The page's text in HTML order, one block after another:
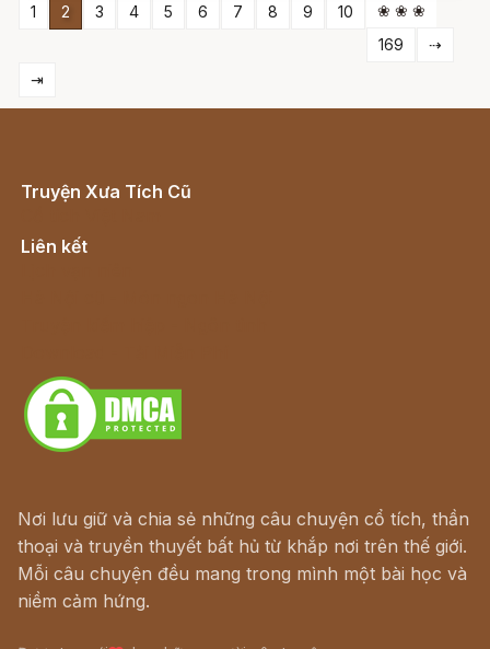
1 2 3 4 5 6 7 8 9 10
❀ ❀ ❀
169
⇢
⇥
Truyện Xưa Tích Cũ
Liên kết
Nơi lưu giữ và chia sẻ những câu chuyện cổ tích, thần
thoại và truyền thuyết bất hủ từ khắp nơi trên thế giới.
Mỗi câu chuyện đều mang trong mình một bài học và
niềm cảm hứng.